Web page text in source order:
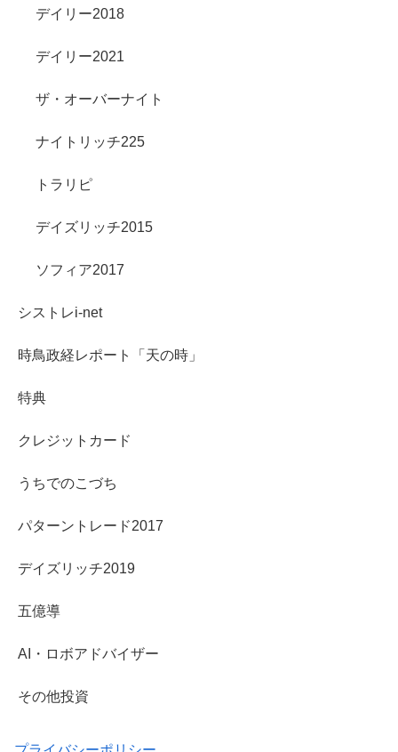
デイリー2018
デイリー2021
ザ・オーバーナイト
ナイトリッチ225
トラリピ
デイズリッチ2015
ソフィア2017
シストレi-net
時鳥政経レポート「天の時」
特典
クレジットカード
うちでのこづち
パターントレード2017
デイズリッチ2019
五億導
AI・ロボアドバイザー
その他投資